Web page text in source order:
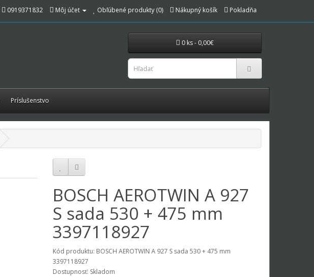
0919371832 Môj účet Obľúbené produkty (0) Nákupný košík Pokladňa
0 ks - 0,00€
Príslušenstvo
BOSCH AEROTWIN A 927
S sada 530 + 475 mm
3397118927
Kód produktu: BOSCH AEROTWIN A 927 S sada 530 + 475 mm
3397118927
Dostupnosť: Skladom